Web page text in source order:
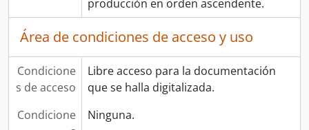
producción en orden ascendente.
Área de condiciones de acceso y uso
Condicione
s de acceso
Libre acceso para la documentación
que se halla digitalizada.
Condicione
Ninguna.